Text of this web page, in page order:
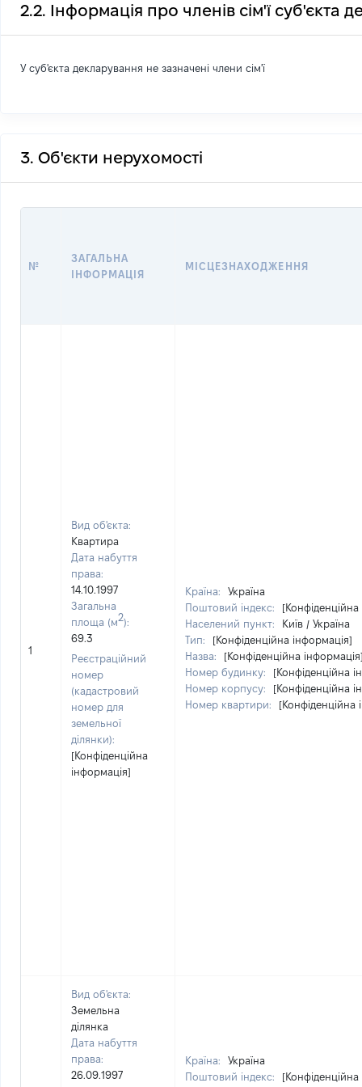
2.2. Інформація про членів сім'ї суб'єкта
У суб'єкта декларування не зазначені члени сім'ї
3. Об'єкти нерухомості
№
ЗАГАЛЬНА
ІНФОРМАЦІЯ
МІСЦЕЗНАХОДЖЕННЯ
1
Вид об'єкта:
Квартира
Дата набуття
права:
14.10.1997
Загальна
площа (м2):
69.3
Реєстраційний
номер
(кадастровий
номер для
земельної
ділянки):
[Конфіденційна
інформація]
Країна:
Україна
Поштовий індекс:
Населений пункт:
Київ / Україна
Тип:
[Конфіденційна інформація]
Назва:
[Конфіденційна
Номер будинку:
[Конфіденційна
Номер корпусу:
[Конфіденційна
Номер квартири:
[Конфіденційна
Вид об'єкта:
Земельна
ділянка
Дата набуття
права:
26.09.1997
Країна:
Україна
Поштовий індекс: